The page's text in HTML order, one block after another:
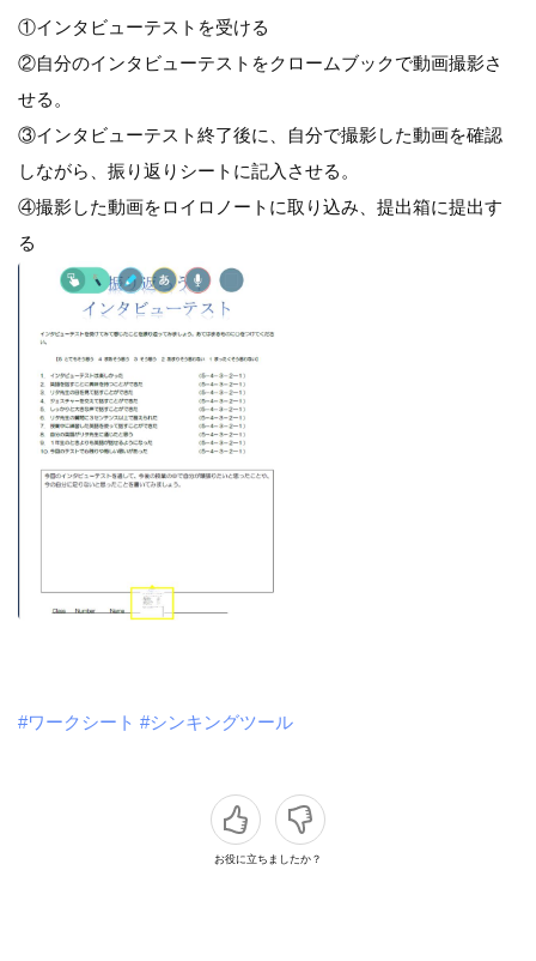
①インタビューテストを受ける
②自分のインタビューテストをクロームブックで動画撮影さ
せる。
③インタビューテスト終了後に、自分で撮影した動画を確認
しながら、振り返りシートに記入させる。
④撮影した動画をロイロノートに取り込み、提出箱に提出す
る
#ワークシート #シンキングツール
お役に立ちましたか？